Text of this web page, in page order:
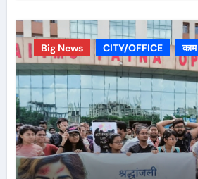
Big News CITY/OFFICE